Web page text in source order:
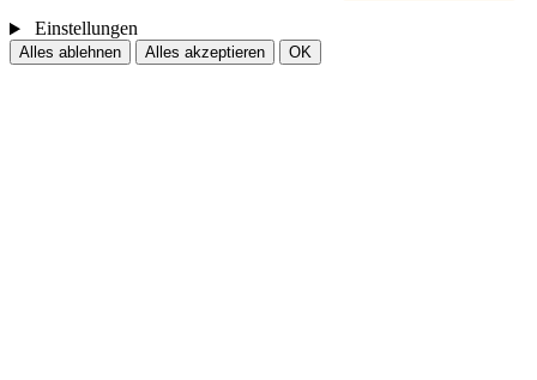
Einstellungen
Alles ablehnen Alles akzeptieren OK